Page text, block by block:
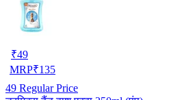
₹49
MRP₹135
49 Regular Price